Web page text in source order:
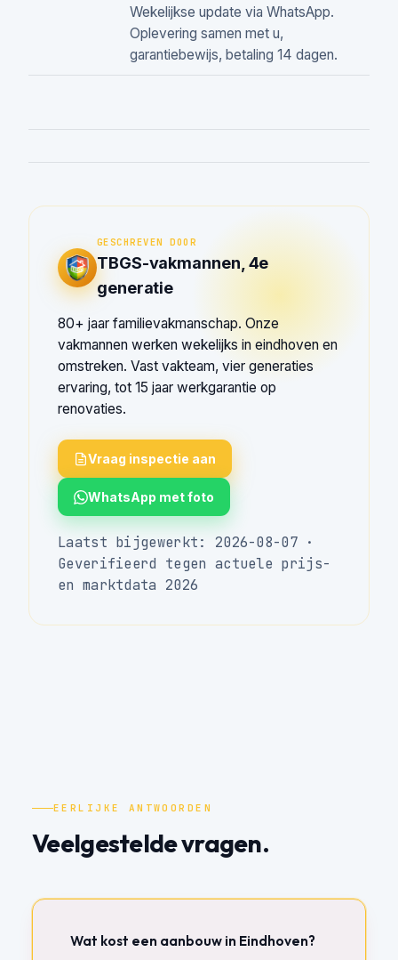
Wekelijkse update via WhatsApp.
Oplevering samen met u,
garantiebewijs, betaling 14 dagen.
GESCHREVEN DOOR
TBGS-vakmannen, 4e
generatie
80+ jaar familievakmanschap. Onze
vakmannen werken wekelijks in eindhoven en
omstreken. Vast vakteam, vier generaties
ervaring, tot 15 jaar werkgarantie op
renovaties.
Vraag inspectie aan
WhatsApp met foto
Laatst bijgewerkt: 2026-08-07 ·
Geverifieerd tegen actuele prijs-
en marktdata 2026
EERLIJKE ANTWOORDEN
Veelgestelde vragen.
Wat kost een aanbouw in Eindhoven?